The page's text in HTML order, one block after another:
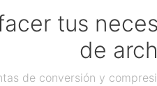
tus
de
de conversión y